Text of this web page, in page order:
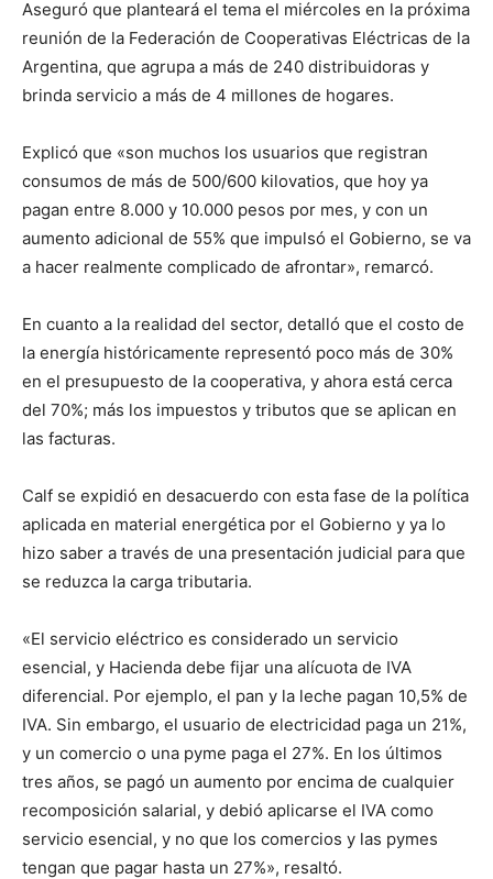
Aseguró que planteará el tema el miércoles en la próxima
reunión de la Federación de Cooperativas Eléctricas de la
Argentina, que agrupa a más de 240 distribuidoras y
brinda servicio a más de 4 millones de hogares.
Explicó que «son muchos los usuarios que registran
consumos de más de 500/600 kilovatios, que hoy ya
pagan entre 8.000 y 10.000 pesos por mes, y con un
aumento adicional de 55% que impulsó el Gobierno, se va
a hacer realmente complicado de afrontar», remarcó.
En cuanto a la realidad del sector, detalló que el costo de
la energía históricamente representó poco más de 30%
en el presupuesto de la cooperativa, y ahora está cerca
del 70%; más los impuestos y tributos que se aplican en
las facturas.
Calf se expidió en desacuerdo con esta fase de la política
aplicada en material energética por el Gobierno y ya lo
hizo saber a través de una presentación judicial para que
se reduzca la carga tributaria.
«El servicio eléctrico es considerado un servicio
esencial, y Hacienda debe fijar una alícuota de IVA
diferencial. Por ejemplo, el pan y la leche pagan 10,5% de
IVA. Sin embargo, el usuario de electricidad paga un 21%,
y un comercio o una pyme paga el 27%. En los últimos
tres años, se pagó un aumento por encima de cualquier
recomposición salarial, y debió aplicarse el IVA como
servicio esencial, y no que los comercios y las pymes
tengan que pagar hasta un 27%», resaltó.